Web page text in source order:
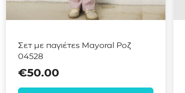
Σετ με παγιέτες Mayoral Ροζ
04528
€50.00